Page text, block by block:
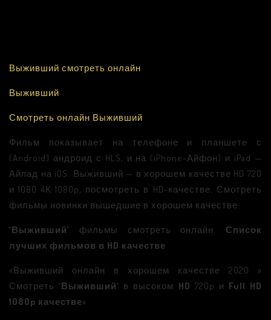
Выживший смотреть онлайн
Выживший
Смотреть онлайн Выживший
Фильм показывает на телефоне и планшете с
(Android) андроид с HLS, и на (iPhone-Айфон) и iPad —
Айпад на iOS. Выживший — в хорошем качестве HD 720
и 1080 4К 1080p, посмотреть в HD-качестве. Смотреть
фильмы новинки вышедшие в хорошем качестве.
‘Выживший’ фильмы смотреть онлайн. Список
лучших фильмов в HD качестве.
«Выживший онлайн в хорошем качестве 2020 »
Смотреть`Выживший` в высоком HD 720p и Full HD
1080p качестве»